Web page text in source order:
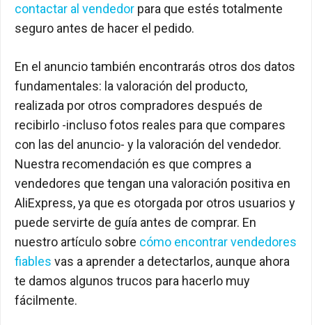
contactar al vendedor para que estés totalmente
seguro antes de hacer el pedido.
En el anuncio también encontrarás otros dos datos
fundamentales: la valoración del producto,
realizada por otros compradores después de
recibirlo -incluso fotos reales para que compares
con las del anuncio- y la valoración del vendedor.
Nuestra recomendación es que compres a
vendedores que tengan una valoración positiva en
AliExpress, ya que es otorgada por otros usuarios y
puede servirte de guía antes de comprar. En
nuestro artículo sobre cómo encontrar vendedores
fiables vas a aprender a detectarlos, aunque ahora
te damos algunos trucos para hacerlo muy
fácilmente.